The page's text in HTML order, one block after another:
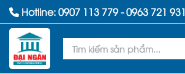
Hotline:0907 113 779-0963 721 931